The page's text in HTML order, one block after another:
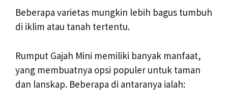
Beberapa varietas mungkin lebih bagus tumbuh
di iklim atau tanah tertentu.
Rumput Gajah Mini memiliki banyak manfaat,
yang membuatnya opsi populer untuk taman
dan lanskap. Beberapa di antaranya ialah: